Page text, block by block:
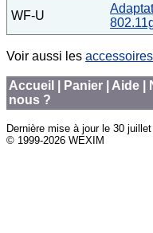
WF-U
Voir aussi les
Accueil Panier Aide
nous ?
Dernière mise à jour le 30
© 1999-2026 WEXIM